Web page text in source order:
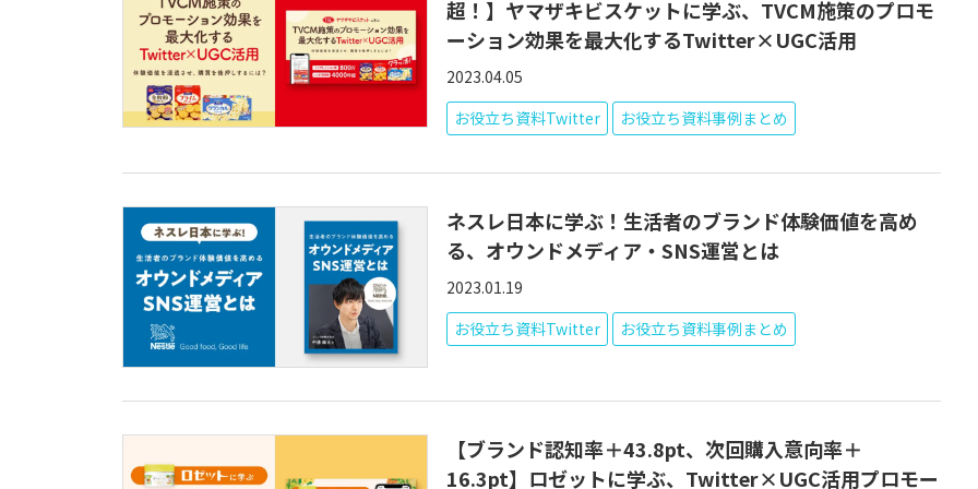
超！】ヤマザキビスケットに学ぶ、TVCM施策のプロモ
ーション効果を最大化するTwitter×UGC活用
2023.04.05
お役立ち資料Twitter
お役立ち資料事例まとめ
ネスレ日本に学ぶ！生活者のブランド体験価値を高め
る、オウンドメディア・SNS運営とは
2023.01.19
お役立ち資料Twitter
お役立ち資料事例まとめ
【ブランド認知率＋43.8pt、次回購入意向率＋
16.3pt】ロゼットに学ぶ、Twitter×UGC活用プロモー